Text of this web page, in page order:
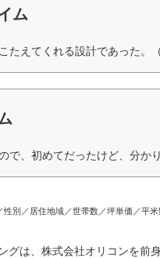
ム
たえてくれる設計であった。
で、初めてだったけど、分か
別／居住地域／世帯数／坪単価／平米
グは、株式会社オリコンを前